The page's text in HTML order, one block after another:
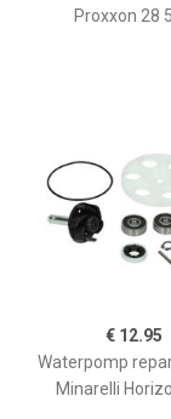
Proxxon 28
€ 12.95
Waterpomp
Minarelli